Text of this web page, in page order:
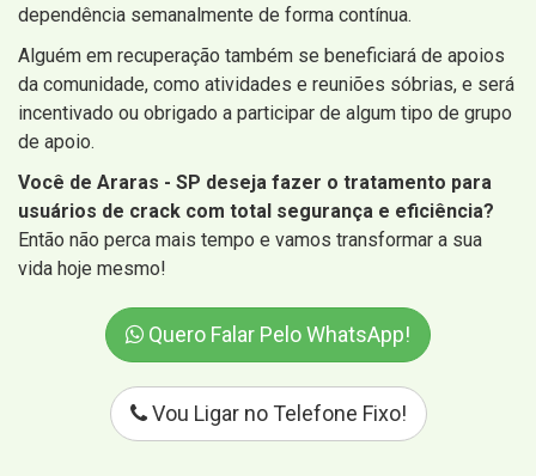
dependência semanalmente de forma contínua.
Alguém em recuperação também se beneficiará de apoios
da comunidade, como atividades e reuniões sóbrias, e será
incentivado ou obrigado a participar de algum tipo de grupo
de apoio.
Você de Araras - SP deseja fazer o tratamento para
usuários de crack com total segurança e eficiência?
Então não perca mais tempo e vamos transformar a sua
vida hoje mesmo!
Quero Falar Pelo WhatsApp!
Vou Ligar no Telefone Fixo!